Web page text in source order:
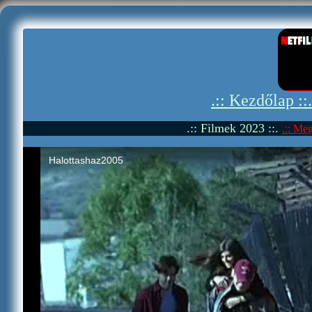
.:: Kezdőlap
.:: Filmek 2023 ::. .::